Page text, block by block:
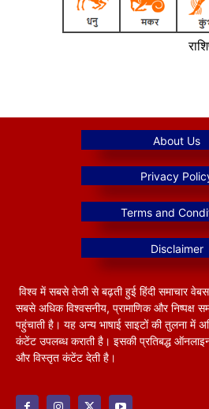
विश्व में सबसे तेजी से बढ़ती हुई हिंदी समाचार
सबसे अधिक विश्वसनीय, प्रामाणिक और निष्पक्ष
पहुंचाती है। यह अन्य भाषाई साइटों की तुलना में
कंटेंट उपलब्ध कराती है। इसकी प्रतिबद्ध
और विस्तृत कंटेंट देती है।